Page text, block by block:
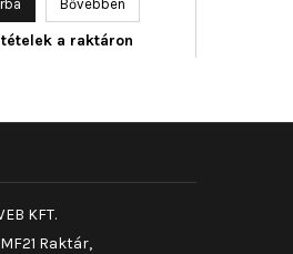
Bővebben
a raktáron
KFT.
Raktár,